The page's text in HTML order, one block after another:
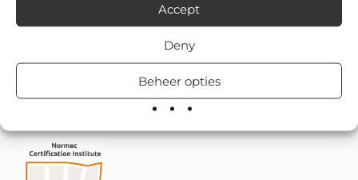
Accept
Deny
Beheer opties